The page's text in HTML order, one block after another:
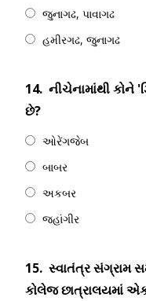
જુનાગઢ, પાવાગઢ
હમીરગઢ, જુનાગઢ
14. નીચેનામાંથી કોને
છે?
ઓરેંગજેબ
બાબર
અકબર
જહાંગીર
15. સ્વાતંત્ર સંગ્રામ
કોલેજ છાત્રાલયમાં